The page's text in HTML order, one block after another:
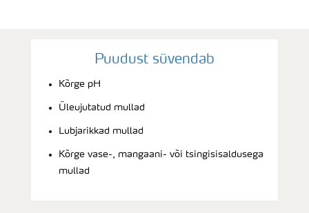
Puudust süvendab
Kõrge pH
Üleujutatud mullad
Lubjarikkad mullad
Kõrge vase-, mangaani- või tsingisisaldusega
mullad